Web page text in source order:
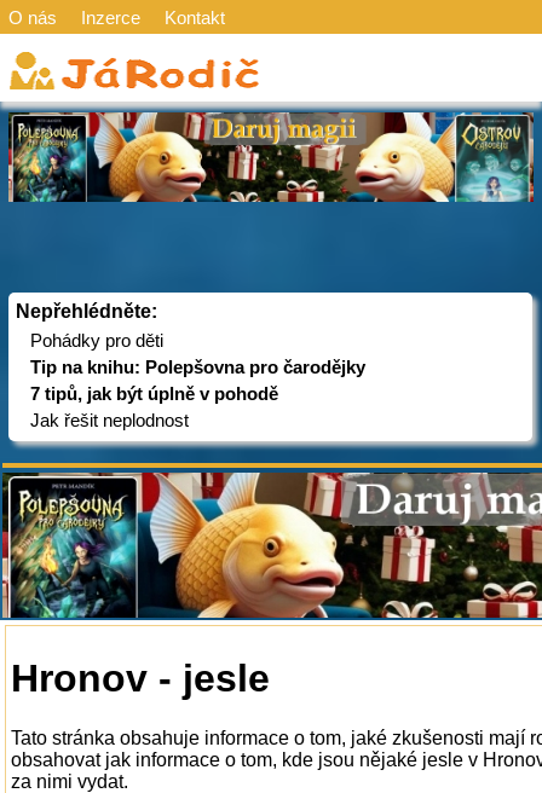
O nás Inzerce Kontakt
Nepřehlédněte:
Pohádky pro děti
Tip na knihu: Polepšovna pro čarodějky
7 tipů, jak být úplně v pohodě
Jak řešit neplodnost
Hronov - jesle
Tato stránka obsahuje informace o tom, jaké zkušenosti mají
obsahovat jak informace o tom, kde jsou nějaké jesle v
za nimi vydat.